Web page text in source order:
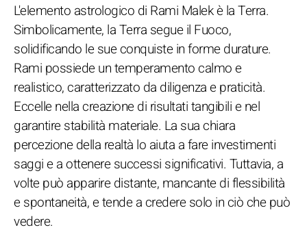
L'elemento astrologico di Rami Malek è la Terra.
Simbolicamente, la Terra segue il Fuoco,
solidificando le sue conquiste in forme durature.
Rami possiede un temperamento calmo e
realistico, caratterizzato da diligenza e praticità.
Eccelle nella creazione di risultati tangibili e nel
garantire stabilità materiale. La sua chiara
percezione della realtà lo aiuta a fare investimenti
saggi e a ottenere successi significativi. Tuttavia, a
volte può apparire distante, mancante di flessibilità
e spontaneità, e tende a credere solo in ciò che può
vedere.